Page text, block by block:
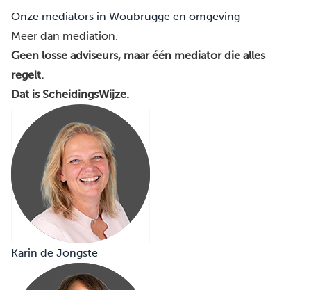
Onze mediators in Woubrugge en omgeving
Meer dan mediation.
Geen losse adviseurs, maar één mediator die alles
regelt.
Dat is ScheidingsWijze.
Karin de Jongste